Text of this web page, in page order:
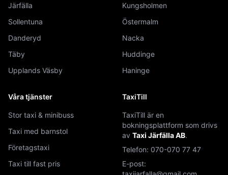
Järfälla
Sollentuna
Danderyd
Täby
Upplands Väsby
Kungsholmen
Östermalm
Nacka
Huddinge
Haninge
Våra tjänster
Stor taxi & minibuss
Taxi med barnstol
Företagstaxi
Taxi till fast pris
TaxiTill
TaxiTill är en
bokningsplattform som drivs
av Taxi Järfälla AB.
Telefon: 070-070 77 47
E-post: